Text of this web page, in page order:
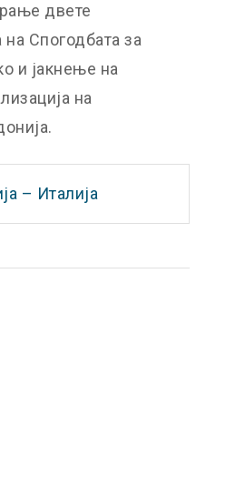
двете
Спогодбата за
и јакнење на
на
– Италија